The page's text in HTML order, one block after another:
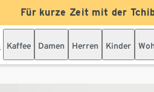
Für kurze Zeit mit der
Kaffee Damen Herren Kinder